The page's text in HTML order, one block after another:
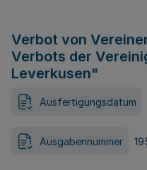
Verbot von
Verbots der
Leverkusen"
Ausfertigungsdatum
Ausgabennummer